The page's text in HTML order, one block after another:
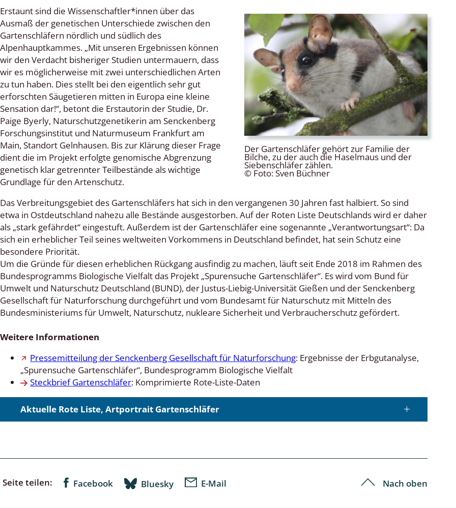
Doppelfüßer
Stutzkäferartige,
Kolbenwasserkäfer,
Tanz-, Rennraubfliegen
Sandlaufkäfer
Sichelflügler
Der Gartenschläfer gehört zur Familie der
Bilche, zu der auch die Haselmaus und der
Siebenschläfer zählen.
© Foto: Sven Büchner
Erstaunt sind die Wissenschaftler*innen über das
Ausmaß der genetischen Unterschiede zwischen den
Gartenschläfern nördlich und südlich des
Alpenhauptkammes. „Mit unseren Ergebnissen können
wir den Verdacht bisheriger Studien untermauern, dass
wir es möglicherweise mit zwei unterschiedlichen Arten
zu tun haben. Dies stellt bei den eigentlich sehr gut
erforschten Säugetieren mitten in Europa eine kleine
Sensation dar!“, betont die Erstautorin der Studie, Dr.
Paige Byerly, Naturschutzgenetikerin am Senckenberg
Forschungsinstitut und Naturmuseum Frankfurt am
Main, Standort Gelnhausen. Bis zur Klärung dieser Frage
dient die im Projekt erfolgte genomische Abgrenzung
genetisch klar getrennter Teilbestände als wichtige
Grundlage für den Artenschutz.
Das Verbreitungsgebiet des Gartenschläfers hat sich in den vergangenen 30 Jahren fast halbiert. So sind
etwa in Ostdeutschland nahezu alle Bestände ausgestorben. Auf der Roten Liste Deutschlands wird er daher
als „stark gefährdet“ eingestuft. Außerdem ist der Gartenschläfer eine sogenannte „Verantwortungsart“: Da
sich ein erheblicher Teil seines weltweiten Vorkommens in Deutschland befindet, hat sein Schutz eine
besondere Priorität.
Um die Gründe für diesen erheblichen Rückgang ausfindig zu machen, läuft seit Ende 2018 im Rahmen des
Bundesprogramms Biologische Vielfalt das Projekt „Spurensuche Gartenschläfer“. Es wird vom Bund für
Umwelt und Naturschutz Deutschland (BUND), der Justus-Liebig-Universität Gießen und der Senckenberg
Gesellschaft für Naturforschung durchgeführt und vom Bundesamt für Naturschutz mit Mitteln des
Bundesministeriums für Umwelt, Naturschutz, nukleare Sicherheit und Verbraucherschutz gefördert.
Weitere Informationen
Pressemitteilung der Senckenberg Gesellschaft für Naturforschung: Ergebnisse der Erbgutanalyse,
„Spurensuche Gartenschläfer“, Bundesprogramm Biologische Vielfalt
Steckbrief Gartenschläfer: Komprimierte Rote-Liste-Daten
Aktuelle Rote Liste, Artportrait Gartenschläfer
Seite teilen: Facebook Bluesky E-Mail Nach oben